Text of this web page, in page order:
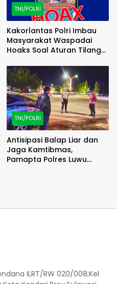
TNI/POLRI
Kakorlantas Polri Imbau
Masyarakat Waspadai
Hoaks Soal Aturan Tilang
TNI/POLRI
Antisipasi Balap Liar dan
Jaga Kamtibmas,
Pamapta Polres Luwu
II,RT/RW 020/008;Kel